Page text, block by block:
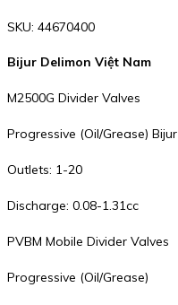
SKU: 44670400
Bijur Delimon Việt Nam
M2500G Divider Valves
Progressive (Oil/Grease)
Outlets: 1-20
Discharge: 0.08-1.31cc
PVBM Mobile Divider Valves
Progressive (Oil/Grease)